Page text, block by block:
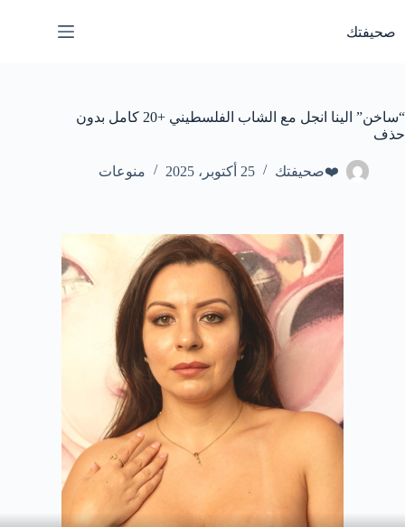
المحتوى
صحيفتك
“ساخن” الينا انجل مع الشاب الفلسطيني +20 كامل بدون
حذف
❤️صحيفتك 25 أكتوبر، 2025 منوعات